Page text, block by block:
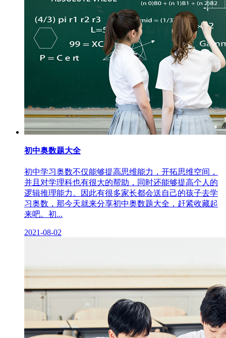
初中奥数题大全
初中学习奥数不仅能够提高思维能力，开拓思维空间，
并且对学理科也有很大的帮助，同时还能够提高个人的
逻辑推理能力。因此有很多家长都会送自己的孩子去学
习奥数，那今天就来分享初中奥数题大全，赶紧收藏起
来吧。初...
2021-08-02